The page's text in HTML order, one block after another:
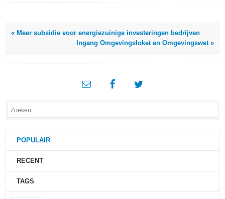
« Meer subsidie voor energiezuinige investeringen bedrijven
Ingang Omgevingsloket en Omgevingswet »
POPULAIR
RECENT
TAGS